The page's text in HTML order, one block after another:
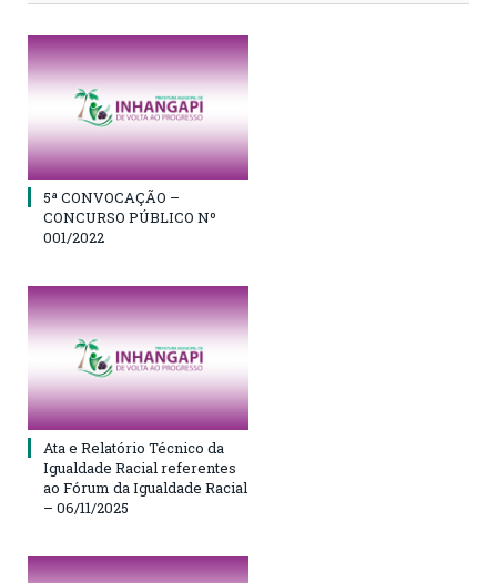
5ª CONVOCAÇÃO –
CONCURSO PÚBLICO Nº
001/2022
Ata e Relatório Técnico da
Igualdade Racial referentes
ao Fórum da Igualdade Racial
– 06/11/2025